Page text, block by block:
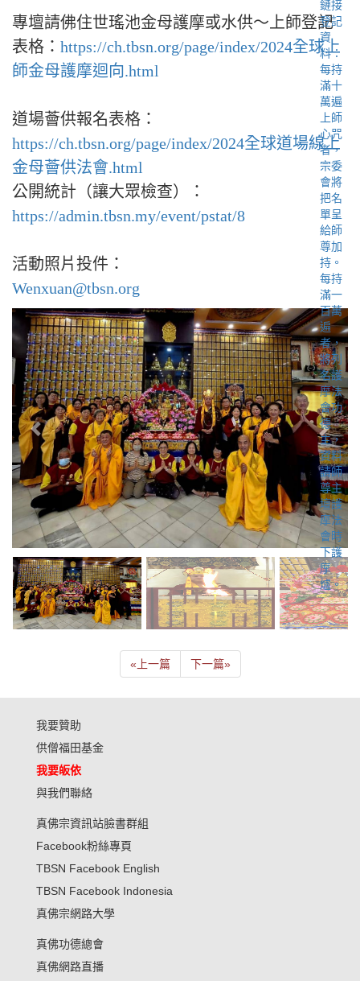
專壇請佛住世瑤池金母護摩或水供～上師登記
表格： https://ch.tbsn.org/page/index/2024全球上
師金母護摩迴向.html
道場薈供報名表格：
https://ch.tbsn.org/page/index/2024全球道場線上
金母薈供法會.html
公開統計（讓大眾檢查）：
https://admin.tbsn.my/event/pstat/8
活動照片投件：
Wenxuan@tbsn.org
« 上一篇 下一篇»
我要贊助
供僧福田基金
我要皈依
與我們聯絡
真佛宗資訊站臉書群組
Facebook粉絲專頁
TBSN Facebook English
TBSN Facebook Indonesia
真佛宗網路大學
真佛功德總會
真佛網路直播